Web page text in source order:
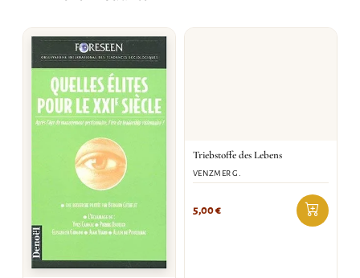
Triebstoffe des Lebens
VENZMER G.
5,00€